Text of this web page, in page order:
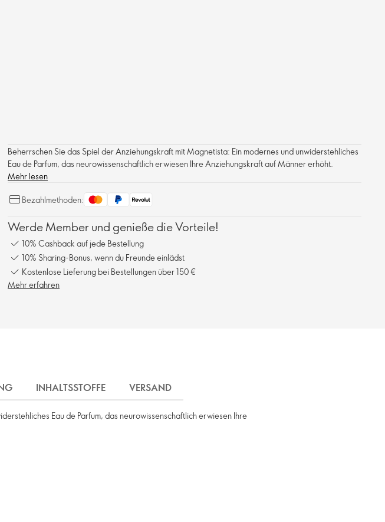
Beherrschen Sie das Spiel der Anziehungskraft mit Magnetista: Ein modernes und unwiderstehliches
Eau de Parfum, das neurowissenschaftlich erwiesen Ihre Anziehungskraft auf Männer erhöht.
Mehr lesen
Bezahlmethoden:
Werde Member und genieße die Vorteile!
10% Cashback auf jede Bestellung
10% Sharing-Bonus, wenn du Freunde einlädst
Kostenlose Lieferung bei Bestellungen über 150 €
Mehr erfahren
INHALTSSTOFFE VERSAND
Eau de Parfum, das neurowissenschaftlich erwiesen Ihre